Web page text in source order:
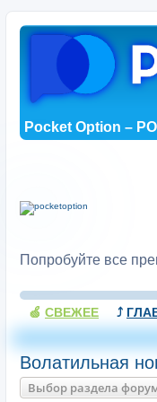
Pocket Option –
Попробуйте все
🍏 СВЕЖЕЕ ⤴️
Волатильная
Выбор раздела